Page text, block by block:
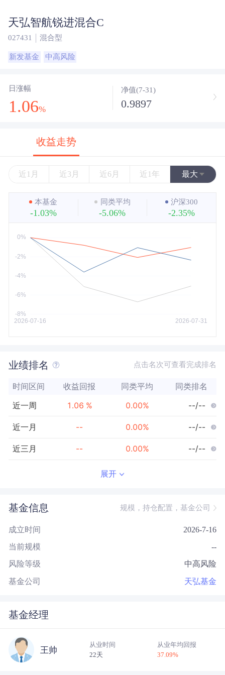
天弘智航锐进混合C
027431 混合型
新发基金 中高风险
日涨幅
1.06%
净值(7-31)
0.9897
收益走势
近1月 近3月 近6月 近1年 最大
近3年
近5年
最大
本基金
-1.03%
同类平均
-5.06%
沪深300
-2.35%
业绩排名 点击名次可查看完成排名
时间区间 收益回报 同类平均 同类排名
近一周 1.06 % 0.00% --/--
近一月 -- 0.00% --/--
近三月 -- 0.00% --/--
近三年 0.00 % --/--
近五年 --/--
成立以来 --/--
展开
基金信息 规模，持仓配置，基金公司
成立时间 2026-7-16
当前规模 --
风险等级 中高风险
基金公司 天弘基金
基金经理
王帅
从业时间
22天
从业年均回报
37.09%